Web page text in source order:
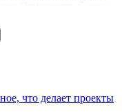
деятельности
изменениями
что делает проекты